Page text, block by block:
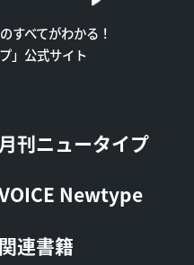
すべてがわかる！
」公式サイト
月刊ニュータイプ
Newtype
関連書籍